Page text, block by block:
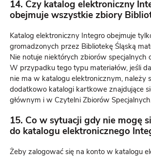
14. Czy katalog elektroniczny
obejmuje wszystkie zbiory
Katalog elektroniczny Integro obejmuje
gromadzonych przez Bibliotekę Śląską
Nie notuje niektórych zbiorów specjalnych
W przypadku tego typu materiałów, jeśli
nie ma w katalogu elektronicznym, należy
dodatkowo katalogi kartkowe znajdujące
głównym i w Czytelni Zbiorów
15. Co w sytuacji gdy nie mogę
do katalogu elektronicznego
Żeby zalogować się na konto w katalogu